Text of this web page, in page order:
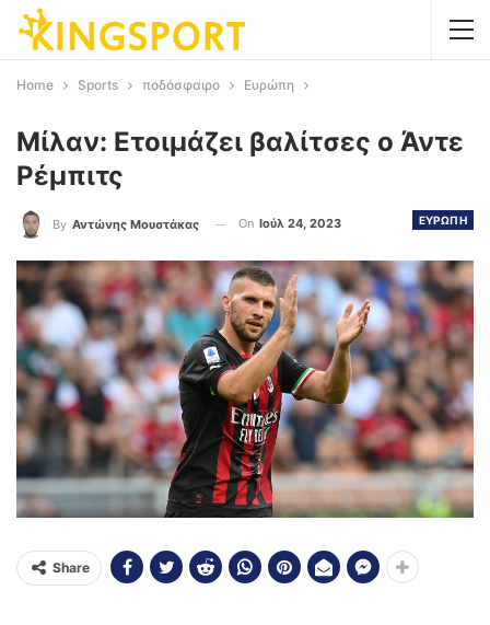
Home Sports ποδόσφαιρο Ευρώπη
Μίλαν: Ετοιμάζει βαλίτσες ο Άντε
Ρέμπιτς
ΕΥΡΩΠΗ
By Αντώνης Μουστάκας On Ιούλ 24, 2023
Share